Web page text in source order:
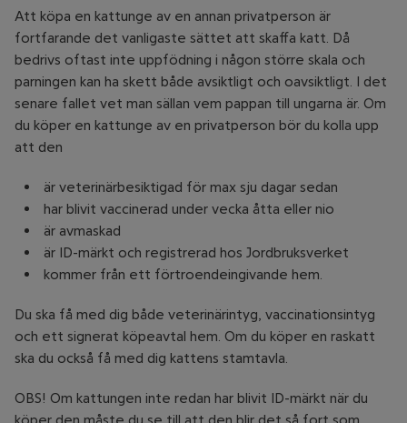
Att köpa en kattunge av en annan privatperson är
fortfarande det vanligaste sättet att skaffa katt. Då
bedrivs oftast inte uppfödning i någon större skala och
parningen kan ha skett både avsiktligt och oavsiktligt. I det
senare fallet vet man sällan vem pappan till ungarna är. Om
du köper en kattunge av en privatperson bör du kolla upp
att den
är veterinärbesiktigad för max sju dagar sedan
har blivit vaccinerad under vecka åtta eller nio
är avmaskad
är ID-märkt och registrerad hos Jordbruksverket
kommer från ett förtroendeingivande hem.
Du ska få med dig både veterinärintyg, vaccinationsintyg
och ett signerat köpeavtal hem. Om du köper en raskatt
ska du också få med dig kattens stamtavla.
OBS! Om kattungen inte redan har blivit ID-märkt när du